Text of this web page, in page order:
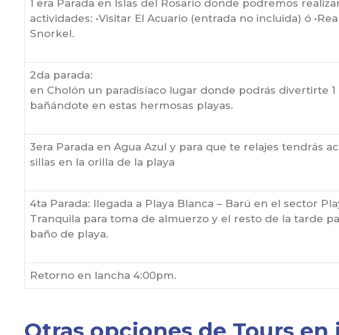
1 era Parada en Islas del Rosario donde podremos
actividades: •Visitar El Acuario (entrada no incluida) ó
Snorkel.
2da parada:
en Cholón un paradisíaco lugar donde podrás divertirte 1
bañándote en estas hermosas playas.
3era Parada en Agua Azul y para que te relajes tendrás
sillas en la orilla de la playa
4ta Parada: llegada a Playa Blanca – Barú en el sector
Tranquila para toma de almuerzo y el resto de la tarde
baño de playa.
Retorno en lancha 4:00pm.